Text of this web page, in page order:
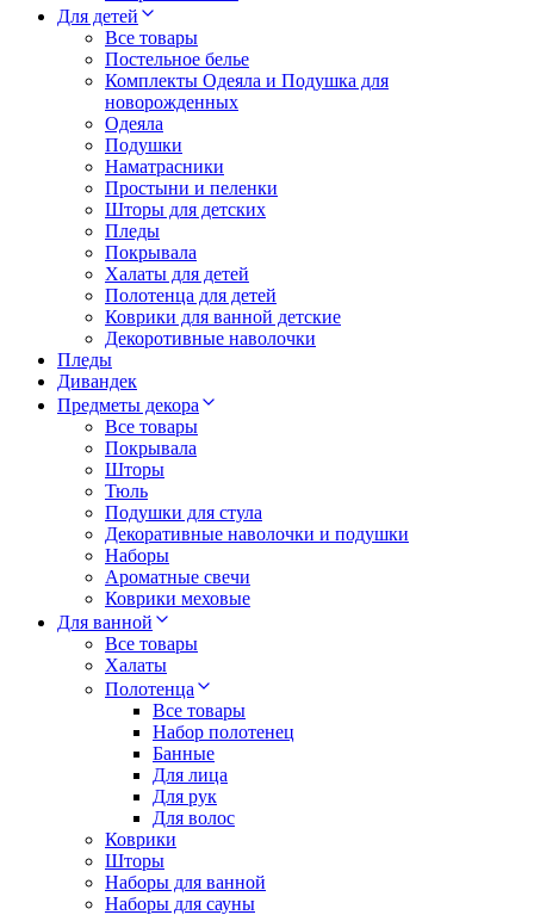
Для детей
Все товары
Постельное белье
Комплекты Одеяла и Подушка для
новорожденных
Одеяла
Подушки
Наматрасники
Простыни и пеленки
Шторы для детских
Пледы
Покрывала
Халаты для детей
Полотенца для детей
Коврики для ванной детские
Декоротивные наволочки
Пледы
Дивандек
Предметы декора
Все товары
Покрывала
Шторы
Тюль
Подушки для стула
Декоративные наволочки и подушки
Наборы
Ароматные свечи
Коврики меховые
Для ванной
Все товары
Халаты
Полотенца
Все товары
Набор полотенец
Банные
Для лица
Для рук
Для волос
Коврики
Шторы
Наборы для ванной
Наборы для сауны